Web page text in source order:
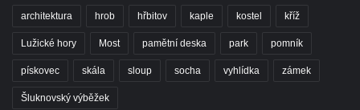
Hrob Pavla Patušnika na hřbitově Šumburk
nad Desnou v Tanvaldu
Pomník prvního a druhého odboje v
architektura hrob hřbitov kaple kostel kříž
Lužické hory Most pamětní deska park pomník
pískovec skála sloup socha vyhlídka zámek
Šluknovský výběžek